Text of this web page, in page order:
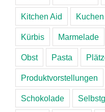
Kitchen Aid Kuchen
Kürbis Marmelade
Obst Pasta
Produktvorstellungen
Schokolade